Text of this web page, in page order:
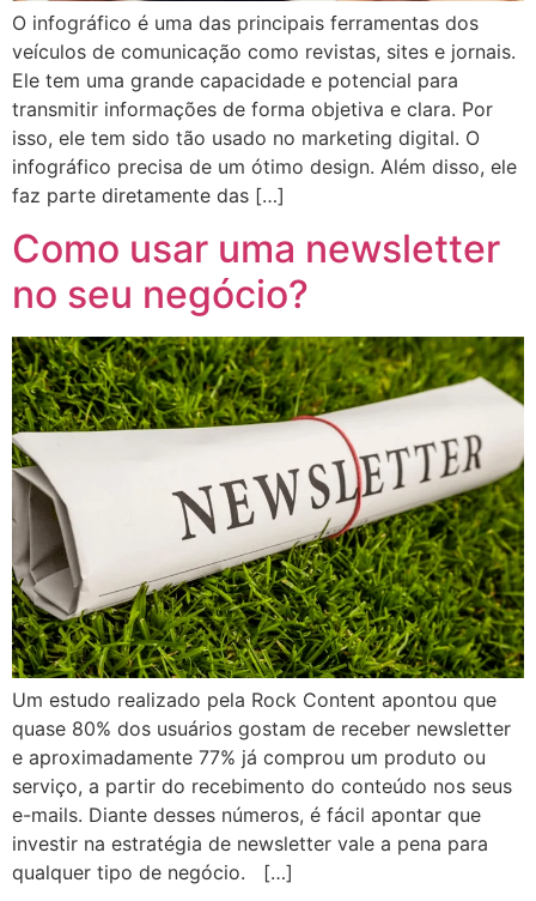
O infográfico é uma das principais ferramentas dos
veículos de comunicação como revistas, sites e jornais.
Ele tem uma grande capacidade e potencial para
transmitir informações de forma objetiva e clara. Por
isso, ele tem sido tão usado no marketing digital. O
infográfico precisa de um ótimo design. Além disso, ele
faz parte diretamente das […]
Como usar uma newsletter
no seu negócio?
Um estudo realizado pela Rock Content apontou que
quase 80% dos usuários gostam de receber newsletter
e aproximadamente 77% já comprou um produto ou
serviço, a partir do recebimento do conteúdo nos seus
e-mails. Diante desses números, é fácil apontar que
investir na estratégia de newsletter vale a pena para
qualquer tipo de negócio. […]